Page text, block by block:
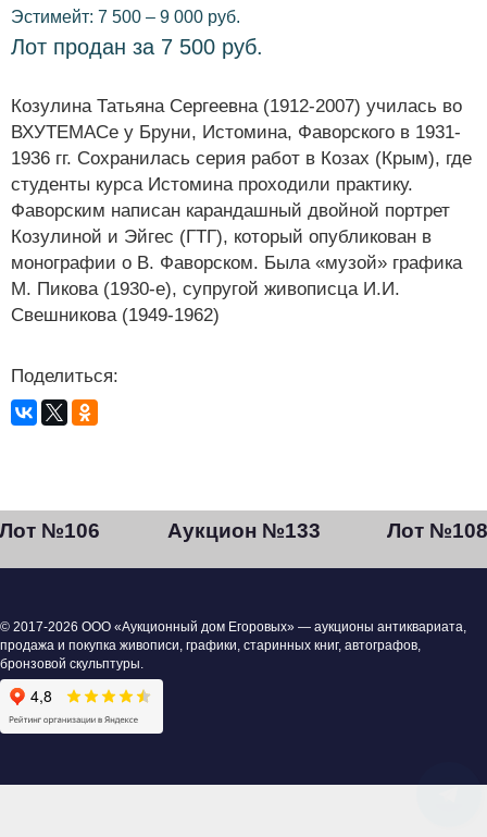
Эстимейт: 7 500 – 9 000 руб.
Лот продан за 7 500 руб.
Козулина Татьяна Сергеевна (1912-2007) училась во
ВХУТЕМАСе у Бруни, Истомина, Фаворского в 1931-
1936 гг. Сохранилась серия работ в Козах (Крым), где
студенты курса Истомина проходили практику.
Фаворским написан карандашный двойной портрет
Козулиной и Эйгес (ГТГ), который опубликован в
монографии о В. Фаворском. Была «музой» графика
М. Пикова (1930-е), супругой живописца И.И.
Свешникова (1949-1962)
Поделиться:
Лот №106 Аукцион №133 Лот №108
© 2017-2026 ООО «Аукционный дом Егоровых» — аукционы антиквариата,
продажа и покупка живописи, графики, старинных книг, автографов,
бронзовой скульптуры.